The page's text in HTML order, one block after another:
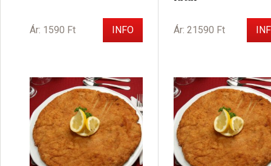
Ár: 1590 Ft INFO Ár: 21590 Ft